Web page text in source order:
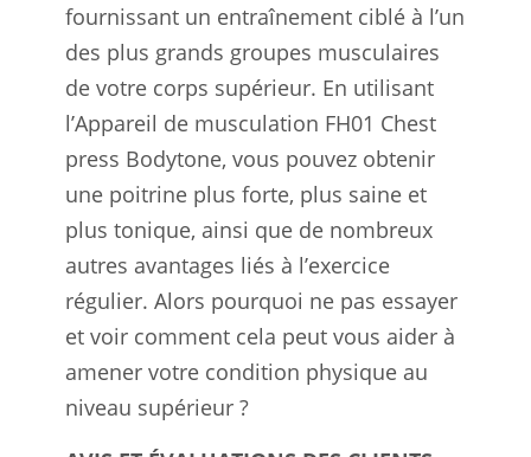
fournissant un entraînement ciblé à l’un
des plus grands groupes musculaires
de votre corps supérieur. En utilisant
l’Appareil de musculation FH01 Chest
press Bodytone, vous pouvez obtenir
une poitrine plus forte, plus saine et
plus tonique, ainsi que de nombreux
autres avantages liés à l’exercice
régulier. Alors pourquoi ne pas essayer
et voir comment cela peut vous aider à
amener votre condition physique au
niveau supérieur ?